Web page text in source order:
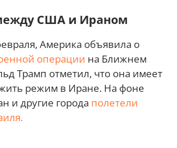
США и Ираном
Америка объявила о
операции на Ближнем
Трамп отметил, что она имеет
режим в Иране. На фоне
и другие города полетели